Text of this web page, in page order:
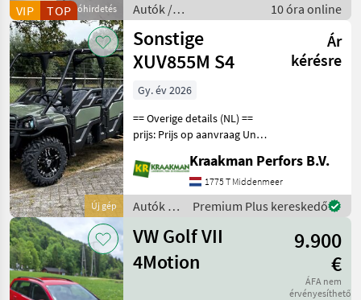
Apróhirdetés
VIP TOP
Autók /
Motorkerékpárok /
Motorkerékpár
10 óra online
Új gép
Sonstige
XUV855M S4
Ár
kérésre
Gy. év 2026
== Overige details (NL) ==
prijs: Prijs op aanvraag Unit:
Handmatig
aandrijvingstype: 2wd Half
Doors for Basic OPS
Premium Protection Pac
Kraakman Perfors B.V.
1775 T Middenmeer
Autók /
/
Sonstige
Premium Plus kereskedő
VW Golf VII
4Motion
9.900
€
ÁFA nem
érvényesíthető